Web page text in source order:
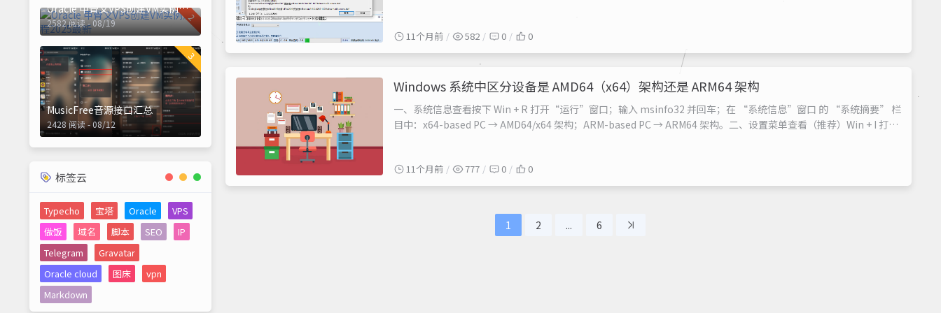
11个月前 582 0 0
Windows 系统中区分设备是 ‌AMD64（x64）架构‌还是 ‌ARM64 架构
一、系统信息查看‌按下 Win + R‌ 打开“运行”窗口；‌输入 msinfo32‌ 并回车；在 ‌“系统信息”窗口‌ 的 ‌“系统摘要”‌ 栏
目中：‌x64-based PC‌ → AMD64/x64 架构；‌ARM-based PC‌ → ARM64 架构。‌二、设置菜单查看（推荐）‌‌Win + I‌ 打开
11个月前 777 0 0
1 2 ... 6
2
Oracle 甲骨文VPS创建VM实例流程2025最新
2582 阅读 - 08/19
3
MusicFree音源接口汇总
2428 阅读 - 08/12
标签云
Typecho 宝塔 Oracle
VPS
做饭
域名 脚本 SEO
IP
Telegram
Gravatar
Oracle cloud
图床
vpn
Markdown